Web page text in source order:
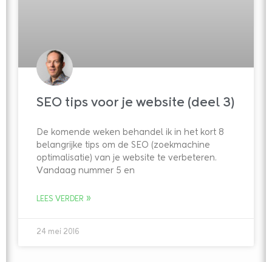
SEO tips voor je website (deel 3)
De komende weken behandel ik in het kort 8
belangrijke tips om de SEO (zoekmachine
optimalisatie) van je website te verbeteren.
Vandaag nummer 5 en
LEES VERDER »
24 mei 2016